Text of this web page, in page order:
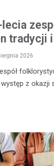
tradycji
2026
z okazji